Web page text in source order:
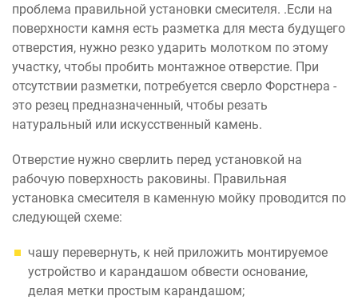
проблема правильной установки смесителя. .Если на
поверхности камня есть разметка для места будущего
отверстия, нужно резко ударить молотком по этому
участку, чтобы пробить монтажное отверстие. При
отсутствии разметки, потребуется сверло Форстнера -
это резец предназначенный, чтобы резать
натуральный или искусственный камень.
Отверстие нужно сверлить перед установкой на
рабочую поверхность раковины. Правильная
установка смесителя в каменную мойку проводится по
следующей схеме:
чашу перевернуть, к ней приложить монтируемое
устройство и карандашом обвести основание,
делая метки простым карандашом;